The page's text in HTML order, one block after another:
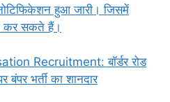
हुआ जारी। जिसमें
कर सकते हैं।
Recruitment: बॉर्डर रोड
बंपर भर्ती का शानदार